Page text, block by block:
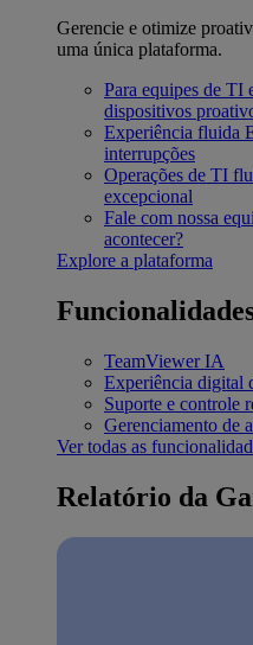
Gerencie e otimize
uma única plataforma.
Para equipes de TI
dispositivos
Experiência fluida
interrupções
Operações de TI
excepcional
Fale com nossa
acontecer?
Explore a plataforma
TeamViewer IA
Experiência digital
Suporte e controle
Gerenciamento de
Ver todas as
Relatório da